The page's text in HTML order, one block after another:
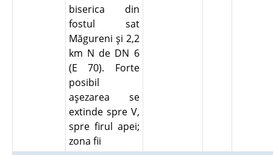
biserica din
fostul sat
Măgureni şi 2,2
km N de DN 6
(E 70). Forte
posibil
aşezarea se
extinde spre V,
spre firul apei;
zona fii